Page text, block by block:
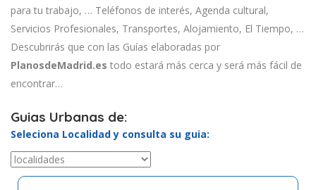
para tu trabajo, … Teléfonos de interés, Agenda cultural,
Servicios Profesionales, Transportes, Alojamiento, El Tiempo, …
Descubrirás que con las Guías elaboradas por
PlanosdeMadrid.es todo estará más cerca y será más fácil de
encontrar…
Guias Urbanas de:
Seleciona Localidad y consulta su guia: